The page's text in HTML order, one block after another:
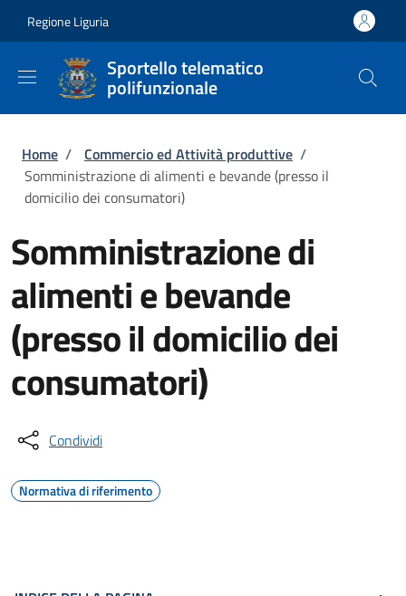
Regione Liguria
Sportello telematico
polifunzionale
Briciole di pane
Home / Commercio ed Attività produttive /
Somministrazione di alimenti e bevande (presso il
domicilio dei consumatori)
Somministrazione di
alimenti e bevande
(presso il domicilio dei
consumatori)
Condividi
Normativa di riferimento